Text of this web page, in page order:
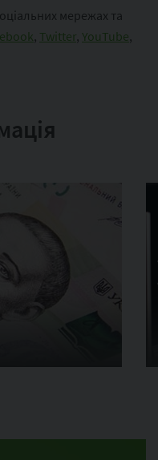
мережах та
, Twitter, YouTube,